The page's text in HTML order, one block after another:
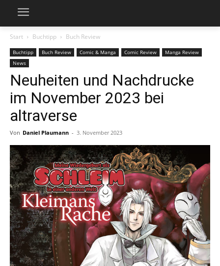
Start Buchtipp Buch Review
Buchtipp Buch Review Comic & Manga Comic Review
Manga Review
News
Neuheiten und Nachdrucke
im November 2023 bei
altraverse
Von Daniel Plaumann - 3. November 2023